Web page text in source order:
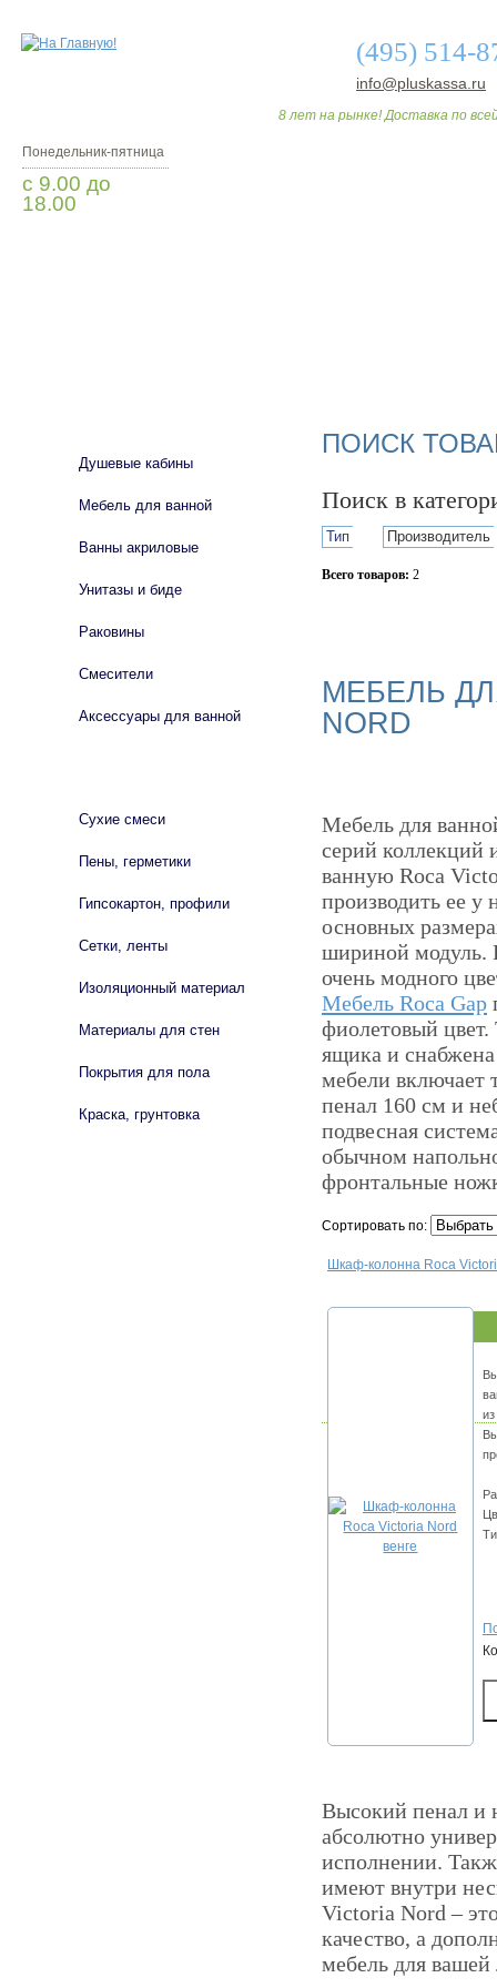
(495) 514-
info@pluskassa.ru
8 лет на рынке! Доставка по
Понедельник-пятница
с 9.00 до
18.00
ПОИСК
Поиск в
Тип Производитель
Всего товаров: 2
МЕБЕЛЬ
NORD
Мебель для
серий коллекций
ванную Roca
производить ее у
основных
шириной модуль.
очень модного
Мебель Roca Gap
фиолетовый
ящика и
мебели включает
пенал 160 см и
подвесная
обычном
фронтальные
Сортировать по:
Шкаф-колонна Roca
Высокий пенал и
абсолютно
исполнении.
имеют внутри
Victoria Nord –
качество, а
мебель для
Душевые кабины
Мебель для ванной
Ванны акриловые
Унитазы и биде
Раковины
Смесители
Аксессуары для ванной
Сухие смеси
Пены, герметики
Гипсокартон, профили
Сетки, ленты
Изоляционный материал
Материалы для стен
Покрытия для пола
Краска, грунтовка